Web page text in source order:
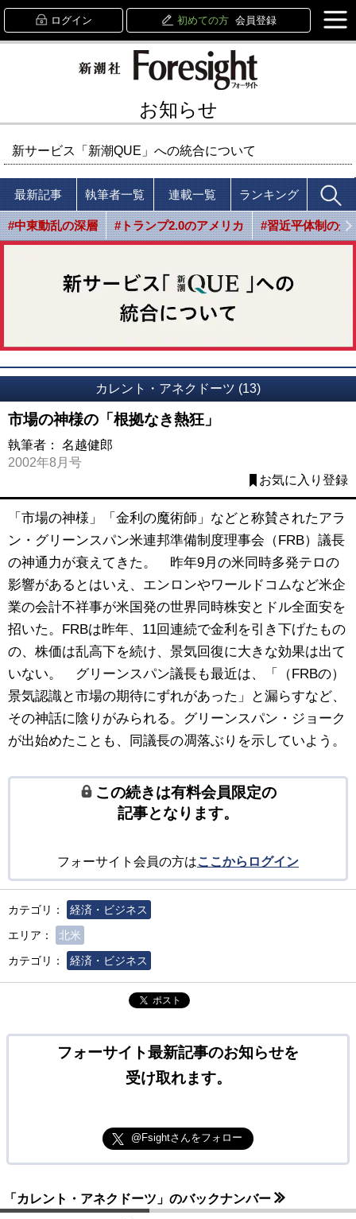
ログイン 初めての方 会員登録
お知らせ
新サービス「新潮QUE」への統合について
最新記事 執筆者一覧 連載一覧 ランキング
#中東動乱の深層 #トランプ2.0のアメリカ #習近平体制の光
カレント・アネクドーツ (13)
市場の神様の「根拠なき熱狂」
執筆者： 名越健郎
2002年8月号
お気に入り登録
「市場の神様」「金利の魔術師」などと称賛されたアラ
ン・グリーンスパン米連邦準備制度理事会（FRB）議長
の神通力が衰えてきた。 昨年9月の米同時多発テロの
影響があるとはいえ、エンロンやワールドコムなど米企
業の会計不祥事が米国発の世界同時株安とドル全面安を
招いた。FRBは昨年、11回連続で金利を引き下げたもの
の、株価は乱高下を続け、景気回復に大きな効果は出て
いない。 グリーンスパン議長も最近は、「（FRBの）
景気認識と市場の期待にずれがあった」と漏らすなど、
その神話に陰りがみられる。グリーンスパン・ジョーク
が出始めたことも、同議長の凋落ぶりを示していよう。
この続きは有料会員限定の
記事となります。
フォーサイト会員の方はここからログイン
カテゴリ：
経済・ビジネス
エリア：
北米
カテゴリ：
経済・ビジネス
ポスト
フォーサイト最新記事のお知らせを
受け取れます。
@Fsightさんをフォロー
「カレント・アネクドーツ」のバックナンバー